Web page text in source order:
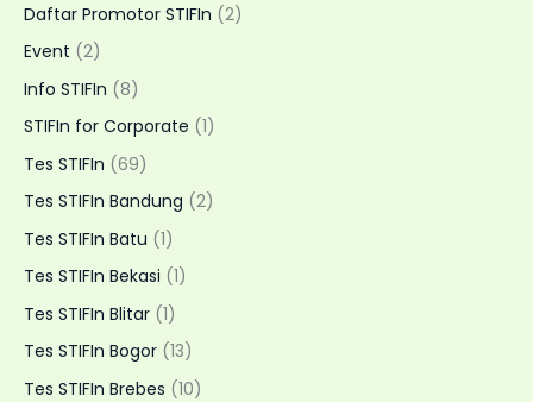
dengan
Layanan
Home
Visit
Fleksibel
Daftar Promotor STIFIn (2)
Event (2)
Info STIFIn (8)
STIFIn for Corporate (1)
Tes STIFIn (69)
Tes STIFIn Bandung (2)
Tes STIFIn Batu (1)
Tes STIFIn Bekasi (1)
Tes STIFIn Blitar (1)
Tes STIFIn Bogor (13)
Tes STIFIn Brebes (10)